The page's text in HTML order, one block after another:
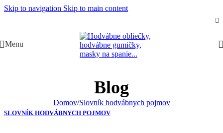
Skip to navigation Skip to main content
Menu
Blog
Domov/Slovník hodvábnych pojmov
SLOVNÍK HODVÁBNYCH POJMOV